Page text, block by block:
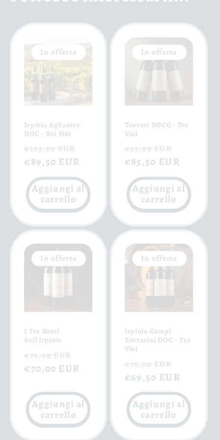
In offerta
Irpinia Aglianico
DOC - Sei Vini
Prezzo
di
listino
€103,00 EUR
€89,50 EUR
Aggiungi al
carrello
In offerta
Taurasi DOCG - Tre
Vini
Prezzo
di
listino
€93,00 EUR
scontato
€85,50 EUR
Aggiungi al
carrello
In offerta
I Tre Rossi
dell'Irpinia
Prezzo
di
€76,00 EUR
scontato
€70,00 EUR
Aggiungi al
carrello
In offerta
Irpinia Campi
Taurasini DOC - Tre
Vini
Prezzo
di
listino
€76,00 EUR
scontato
€69,50 EUR
Aggiungi al
carrello